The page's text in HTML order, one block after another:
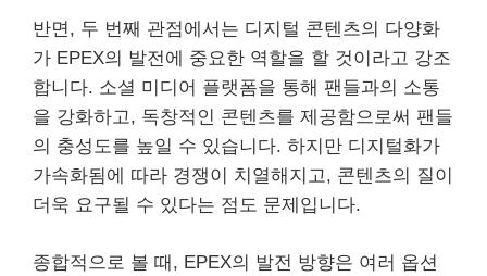
반면, 두 번째 관점에서는 디지털 콘텐츠의 다양화
가 EPEX의 발전에 중요한 역할을 할 것이라고 강조
합니다. 소셜 미디어 플랫폼을 통해 팬들과의 소통
을 강화하고, 독창적인 콘텐츠를 제공함으로써 팬들
의 충성도를 높일 수 있습니다. 하지만 디지털화가
가속화됨에 따라 경쟁이 치열해지고, 콘텐츠의 질이
더욱 요구될 수 있다는 점도 문제입니다.
종합적으로 볼 때, EPEX의 발전 방향은 여러 옵션